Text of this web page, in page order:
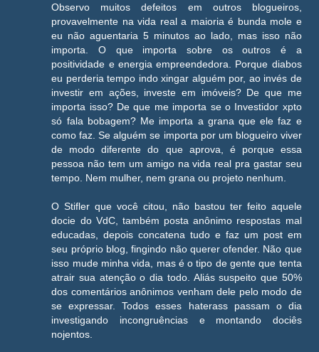
Observo muitos defeitos em outros blogueiros,
provavelmente na vida real a maioria é bunda mole e
eu não aguentaria 5 minutos ao lado, mas isso não
importa. O que importa sobre os outros é a
positividade e energia empreendedora. Porque diabos
eu perderia tempo indo xingar alguém por, ao invés de
investir em ações, investe em imóveis? De que me
importa isso? De que me importa se o Investidor xpto
só fala bobagem? Me importa a grana que ele faz e
como faz. Se alguém se importa por um blogueiro viver
de modo diferente do que aprova, é porque essa
pessoa não tem um amigo na vida real pra gastar seu
tempo. Nem mulher, nem grana ou projeto nenhum.
O Stifler que você citou, não bastou ter feito aquele
docie do VdC, também posta anônimo respostas mal
educadas, depois concatena tudo e faz um post em
seu próprio blog, fingindo não querer ofender. Não que
isso mude minha vida, mas é o tipo de gente que tenta
atrair sua atenção o dia todo. Aliás suspeito que 50%
dos comentários anônimos venham dele pelo modo de
se expressar. Todos esses haterass passam o dia
investigando incongruências e montando dociês
nojentos.